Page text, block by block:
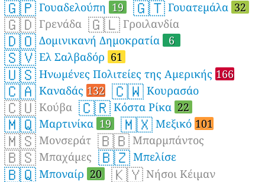
🇬🇵 Γουαδελούπη 19 🇬🇹 Γουατεμάλα 32
🇬🇩 Γρενάδα 🇬🇱 Γροιλανδία
🇩🇴 Δομινικανή Δημοκρατία 6
🇸🇻 Ελ Σαλβαδόρ 61
🇺🇸 Ηνωμένες Πολιτείες της Αμερικής 166
🇨🇦 Καναδάς 132 🇨🇼 Κουρασάο
🇨🇺 Κούβα 🇨🇷 Κόστα Ρίκα 22
🇲🇶 Μαρτινίκα 19 🇲🇽 Μεξικό 101
🇲🇸 Μονσεράτ 🇧🇧 Μπαρμπάντος
🇧🇸 Μπαχάμες 🇧🇿 Μπελίσε
🇧🇶 Μποναίρ 20 🇰🇾 Νήσοι Κέιμαν